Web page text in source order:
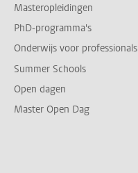
Masteropleidingen
PhD-programma's
Onderwijs voor professionals
Summer Schools
Open dagen
Master Open Dag